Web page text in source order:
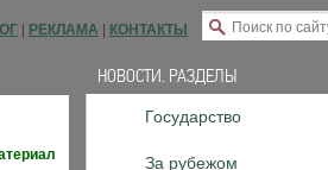
НОВОСТИ. РАЗДЕЛЫ
Государство
За рубежом
РЕКЛАМА КОНТАКТЫ